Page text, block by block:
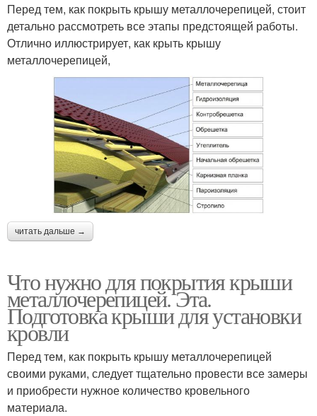
Перед тем, как покрыть крышу металлочерепицей, стоит
детально рассмотреть все этапы предстоящей работы.
Отлично иллюстрирует, как крыть крышу
металлочерепицей,
читать дальше →
Что нужно для покрытия крыши
металлочерепицей. Эта.
Подготовка крыши для установки
кровли
Перед тем, как покрыть крышу металлочерепицей
своими руками, следует тщательно провести все замеры
и приобрести нужное количество кровельного
материала.